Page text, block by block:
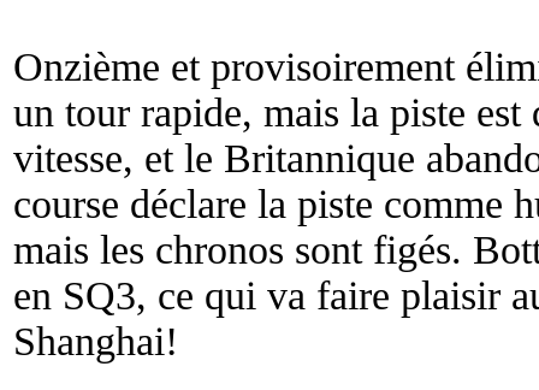
Onzième et provisoirement
un tour rapide, mais la piste est
vitesse, et le Britannique
course déclare la piste comme
mais les chronos sont figés.
en SQ3, ce qui va faire plaisir
Shanghai!